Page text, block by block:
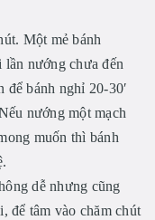
Một mẻ bánh
nướng chưa đến
bánh nghỉ 20-30′
nướng một mạch
muốn thì bánh
dễ nhưng cũng
để tâm vào chăm chút